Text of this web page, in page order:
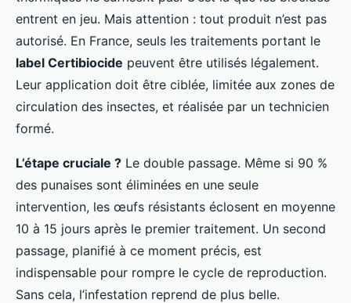
entrent en jeu. Mais attention : tout produit n’est pas
autorisé. En France, seuls les traitements portant le
label Certibiocide peuvent être utilisés légalement.
Leur application doit être ciblée, limitée aux zones de
circulation des insectes, et réalisée par un technicien
formé.
L’étape cruciale ? Le double passage. Même si 90 %
des punaises sont éliminées en une seule
intervention, les œufs résistants éclosent en moyenne
10 à 15 jours après le premier traitement. Un second
passage, planifié à ce moment précis, est
indispensable pour rompre le cycle de reproduction.
Sans cela, l’infestation reprend de plus belle.